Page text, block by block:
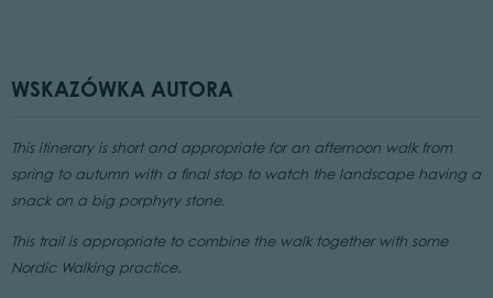
WSKAZÓWKA AUTORA
This itinerary is short and appropriate for an afternoon walk from
spring to autumn with a final stop to watch the landscape having a
snack on a big porphyry stone.
This trail is appropriate to combine the walk together with some
Nordic Walking practice.